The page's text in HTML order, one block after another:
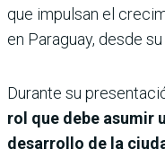
que impulsan el
en Paraguay, desde
Durante su
rol que debe asumir
desarrollo de la